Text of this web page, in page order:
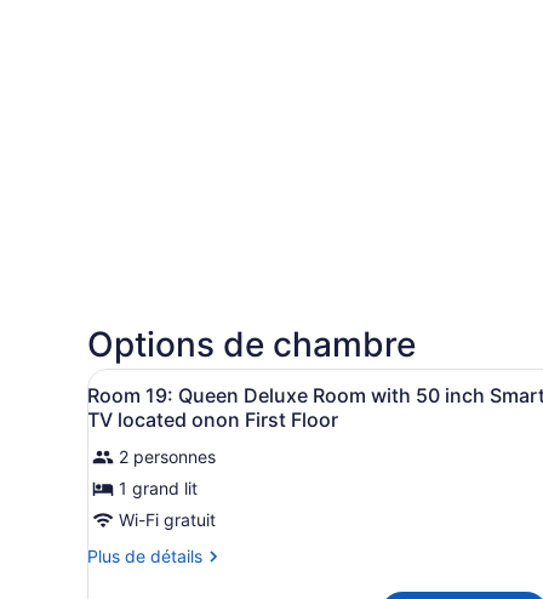
Options de chambre
Afficher
toutes
photos
pour
ce
type
3
Room 19: Queen Deluxe Room with 50 inch
TV located onon First Floor
2 personnes
1 grand lit
Wi-Fi gratuit
Plus de détails
Plus